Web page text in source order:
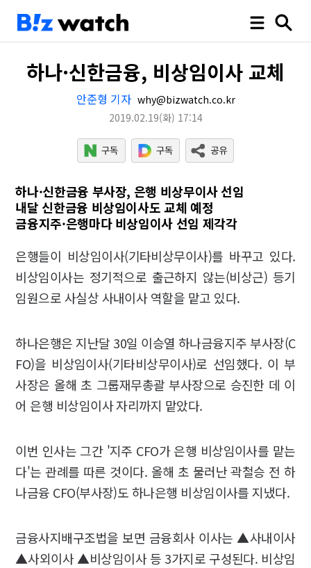
하나·신한금융, 비상임이사 교체
안준형 기자 why@bizwatch.co.kr
2019.02.19(화) 17:14
하나·신한금융 부사장, 은행 비상무이사 선임
내달 신한금융 비상임이사도 교체 예정
금융지주·은행마다 비상임이사 선임 제각각
은행들이 비상임이사(기타비상무이사)를 바꾸고 있다.
비상임이사는 정기적으로 출근하지 않는(비상근) 등기
임원으로 사실상 사내이사 역할을 맡고 있다.
하나은행은 지난달 30일 이승열 하나금융지주 부사장(C
FO)을 비상임이사(기타비상무이사)로 선임했다. 이 부
사장은 올해 초 그룹재무총괄 부사장으로 승진한 데 이
어 은행 비상임이사 자리까지 맡았다.
이번 인사는 그간 '지주 CFO가 은행 비상임이사를 맡는
다'는 관례를 따른 것이다. 올해 초 물러난 곽철승 전 하
나금융 CFO(부사장)도 하나은행 비상임이사를 지냈다.
금융사지배구조법을 보면 금융회사 이사는 ▲사내이사
▲사외이사 ▲비상임이사 등 3가지로 구성된다. 비상임